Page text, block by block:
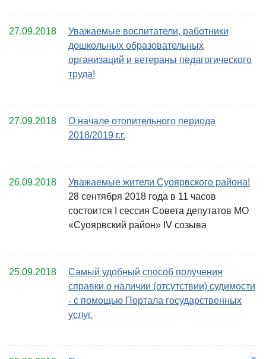
27.09.2018
Уважаемые воспитатели, работники
дошкольных образовательных
организаций и ветераны педагогического
труда!
27.09.2018
О начале отопительного периода
2018/2019 г.г.
26.09.2018
Уважаемые жители Суоярвского района!
28 сентября 2018 года в 11 часов
состоится I сессия Совета депутатов МО
«Суоярвский район» IV созыва
25.09.2018
Самый удобный способ получения
справки о наличии (отсутствии) судимости
- с помощью Портала государственных
услуг.